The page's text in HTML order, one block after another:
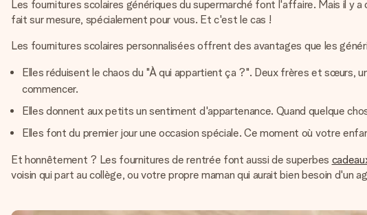
Les fournitures scolaires génériques du supermarché font l'affaire. Mais il y
fait sur mesure, spécialement pour vous. Et c'est le cas !
Les fournitures scolaires personnalisées offrent des avantages que les
Elles réduisent le chaos du "À qui appartient ça ?". Deux frères et sœurs,
commencer.
Elles donnent aux petits un sentiment d'appartenance. Quand quelque
Elles font du premier jour une occasion spéciale. Ce moment où votre
Et honnêtement ? Les fournitures de rentrée font aussi de superbes
voisin qui part au collège, ou votre propre maman qui aurait bien besoin d'un